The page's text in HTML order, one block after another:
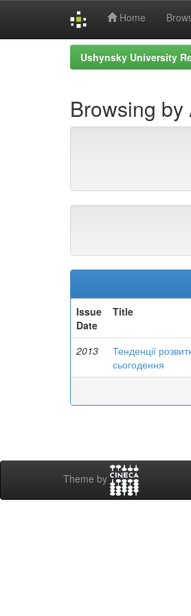
Home
Ushynsky University
Browsing by
Issue
Date
Title
2013
Тенденції
сьогодення
Theme by